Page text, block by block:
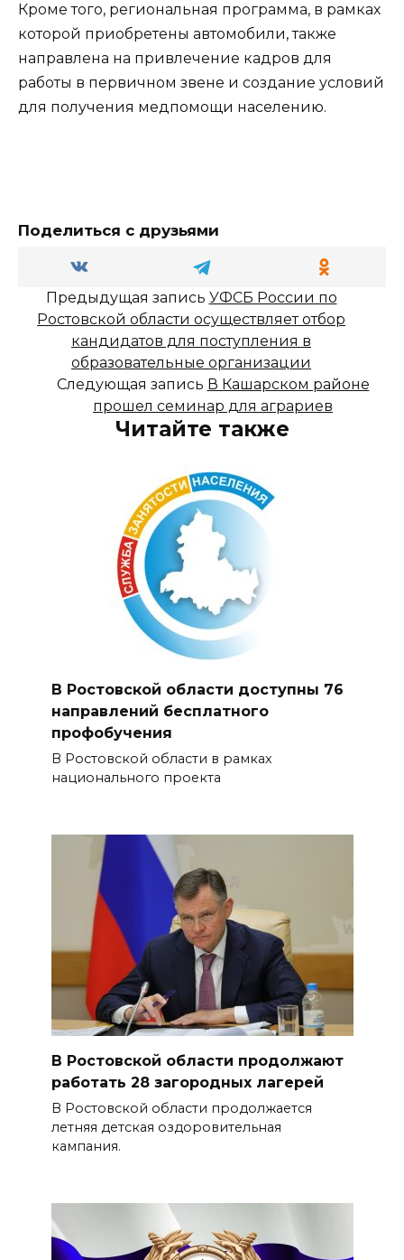
Кроме того, региональная программа, в рамках
которой приобретены автомобили, также
направлена на привлечение кадров для
работы в первичном звене и создание условий
для получения медпомощи населению.
Поделиться с друзьями
Предыдущая запись УФСБ России по
Ростовской области осуществляет отбор
кандидатов для поступления в
образовательные организации
Следующая запись В Кашарском районе
прошел семинар для аграриев
Читайте также
В Ростовской области доступны 76
направлений бесплатного
профобучения
В Ростовской области в рамках
национального проекта
В Ростовской области продолжают
работать 28 загородных лагерей
В Ростовской области продолжается
летняя детская оздоровительная
кампания.